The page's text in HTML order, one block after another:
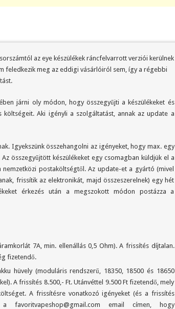
az eye készülékek ráncfelvarrott verziói kerülnek
feledkezik meg az eddigi vásárlóiról sem, így a régebbi
járni oly módon, hogy összegyűjti a készülékeket és
költségeit. Aki igényli a szolgáltatást, annak az update a
Igyekszünk összehangolni az igényeket, hogy max. egy
összegyűjtött készülékeket egy csomagban küldjük el a
postaköltségtől. Az update-et a gyártó (mivel
frissítik az elektronikát, majd összeszerelnek) egy hét
érkezés után a megszokott módon postázza a
7A, min. ellenállás 0,5 Ohm). A frissítés díjtalan.
fizetendő.
hüvely (moduláris rendszerű, 18350, 18500 és 18650
A frissítés 8.500,- Ft. Utánvéttel 9.500 Ft fizetendő, mely
A frissítésre vonatkozó igényeket (és a frissítés
favoritvapeshop@gmail.com email címen, hogy